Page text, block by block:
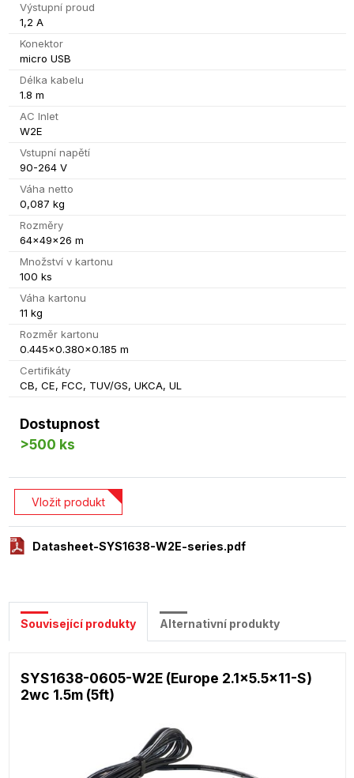
Výstupní proud
1,2 A
Konektor
micro USB
Délka kabelu
1.8 m
AC Inlet
W2E
Vstupní napětí
90-264 V
Váha netto
0,087 kg
Rozměry
64x49x26 m
Množství v kartonu
100 ks
Váha kartonu
11 kg
Rozměr kartonu
0.445x0.380x0.185 m
Certifikáty
CB, CE, FCC, TUV/GS, UKCA, UL
Dostupnost
>500 ks
Datasheet-SYS1638-W2E-series.pdf
Vložit produkt
Související produkty Alternativní produkty
SYS1638-0605-W2E (Europe 2.1x5.5x11-S)
2wc 1.5m (5ft)